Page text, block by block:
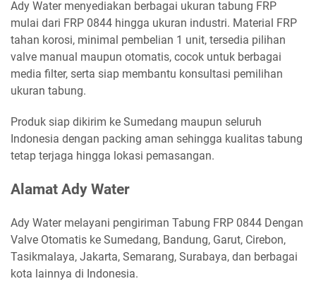
Ady Water menyediakan berbagai ukuran tabung FRP
mulai dari FRP 0844 hingga ukuran industri. Material FRP
tahan korosi, minimal pembelian 1 unit, tersedia pilihan
valve manual maupun otomatis, cocok untuk berbagai
media filter, serta siap membantu konsultasi pemilihan
ukuran tabung.
Produk siap dikirim ke Sumedang maupun seluruh
Indonesia dengan packing aman sehingga kualitas tabung
tetap terjaga hingga lokasi pemasangan.
Alamat Ady Water
Ady Water melayani pengiriman Tabung FRP 0844 Dengan
Valve Otomatis ke Sumedang, Bandung, Garut, Cirebon,
Tasikmalaya, Jakarta, Semarang, Surabaya, dan berbagai
kota lainnya di Indonesia.